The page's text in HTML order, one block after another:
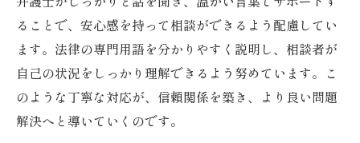
ることで、安心感を持って相談ができるよう配慮してい
ます。法律の専門用語を分かりやすく説明し、相談者が
自己の状況をしっかり理解できるよう努めています。こ
のような丁寧な対応が、信頼関係を築き、より良い問題
解決へと導いていくのです。